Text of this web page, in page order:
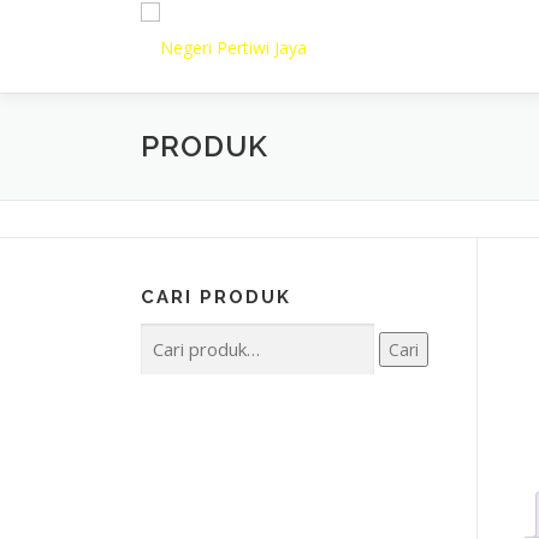
PRODUK
CARI PRODUK
untuk:
Cari